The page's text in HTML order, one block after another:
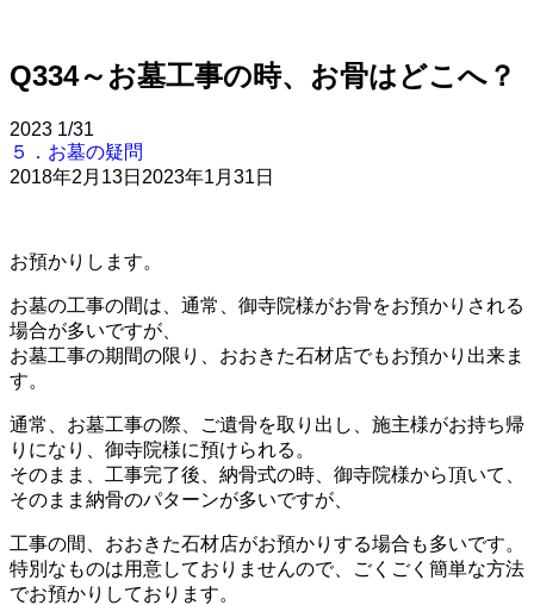
Q334～お墓工事の時、お骨はどこへ？
2023 1/31
５．お墓の疑問
2018年2月13日 2023年1月31日
お預かりします。
お墓の工事の間は、通常、御寺院様がお骨をお預かりされる
場合が多いですが、
お墓工事の期間の限り、おおきた石材店でもお預かり出来ま
す。
通常、お墓工事の際、ご遺骨を取り出し、施主様がお持ち帰
りになり、御寺院様に預けられる。
そのまま、工事完了後、納骨式の時、御寺院様から頂いて、
そのまま納骨のパターンが多いですが、
工事の間、おおきた石材店がお預かりする場合も多いです。
特別なものは用意しておりませんので、ごくごく簡単な方法
でお預かりしております。